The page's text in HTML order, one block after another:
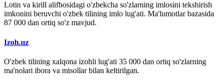
Lotin va kirill alifbosidagi o'zbekcha so'zlarning imlosini tekshirish
imkonini beruvchi o'zbek tilining imlo lug'ati. Ma'lumotlar bazasida
87 000 dan ortiq so'z mavjud.
Izoh.uz
O'zbek tilining xalqona izohli lug'ati 35 000 dan ortiq so'zlarning
ma'nolari ibora va misollar bilan keltirilgan.